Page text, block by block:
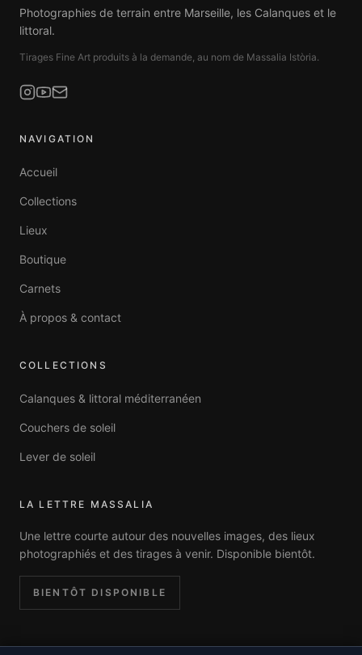
Photographies de terrain entre Marseille, les Calanques et le
littoral.
Tirages Fine Art produits à la demande, au nom de Massalia Istòria.
NAVIGATION
Accueil
Collections
Lieux
Boutique
Carnets
À propos & contact
COLLECTIONS
Calanques & littoral méditerranéen
Couchers de soleil
Lever de soleil
LA LETTRE MASSALIA
Une lettre courte autour des nouvelles images, des lieux
photographiés et des tirages à venir. Disponible bientôt.
BIENTÔT DISPONIBLE